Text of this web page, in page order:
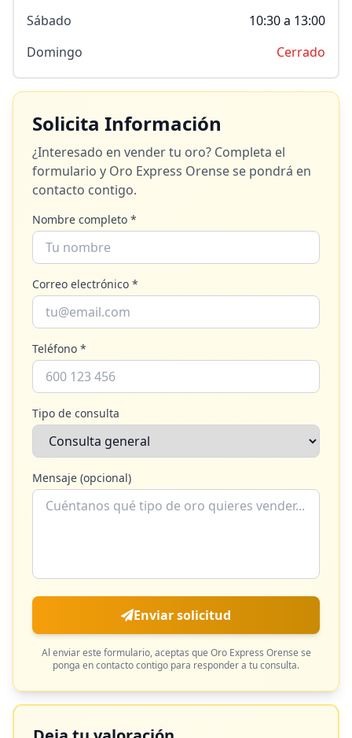
Sábado
10:30 a 13:00
Domingo
Cerrado
Solicita Información
¿Interesado en vender tu oro? Completa el
formulario y Oro Express Orensese pondrá en
contacto contigo.
Nombre completo *
Correo electrónico *
Teléfono *
Tipo de consulta
Mensaje (opcional)
Enviar solicitud
Al enviar este formulario, aceptas que Oro Express Orense se
ponga en contacto contigo para responder a tu consulta.